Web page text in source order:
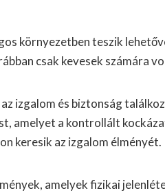
környezetben teszik
csak kevesek számára
izgalom és biztonság
amelyet a kontrollált
keresik az izgalom élményét.
amelyek fizikai